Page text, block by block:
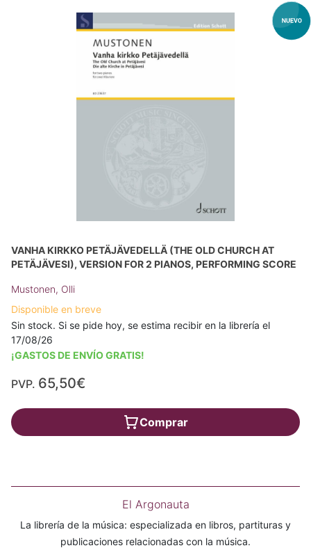
VANHA KIRKKO PETÄJÄVEDELLÄ (THE OLD CHURCH AT
PETÄJÄVESI), VERSION FOR 2 PIANOS, PERFORMING SCORE
Mustonen, Olli
Disponible en breve
Sin stock. Si se pide hoy, se estima recibir en la librería el
17/08/26
¡GASTOS DE ENVÍO GRATIS!
PVP. 65,50€
Comprar
El Argonauta
La librería de la música: especializada en libros, partituras y
publicaciones relacionadas con la música.